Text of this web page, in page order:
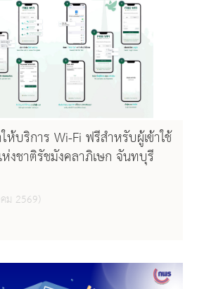
ห้บริการ Wi-Fi ฟรีสำหรับผู้เข้าใช้
งชาติรัชมังคลาภิเษก จันทบุรี
ม 2569)